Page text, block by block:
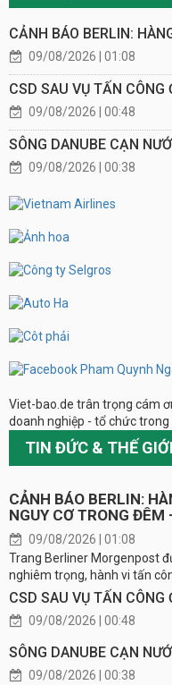
CẢNH BÁO BERLIN:
09/08/2026 | 01:08
CSD SAU VỤ TẤN CÔNG
09/08/2026 | 00:48
SÔNG DANUBE CẠN
09/08/2026 | 00:38
Viet-bao.de trân trọng cám
doanh nghiệp - tổ chức trong
TIN ĐỨC & THẾ GIỚI
CẢNH BÁO BERLIN:
NGUY CƠ TRONG ĐÊM
09/08/2026 | 01:08
Trang Berliner Morgenpost
nghiêm trọng, hành vi tấn
CSD SAU VỤ TẤN CÔNG
09/08/2026 | 00:48
SÔNG DANUBE CẠN
09/08/2026 | 00:38